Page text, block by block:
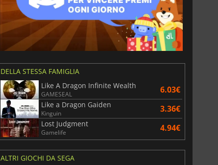
DELLA STESSA FAMIGLIA
Like A Dragon Infinite Wealth
GAMESEAL 6.03€
Like a Dragon Gaiden
Kinguin 3.36€
Lost Judgment
Gamelife 4.94€
ALTRI GIOCHI DA SEGA